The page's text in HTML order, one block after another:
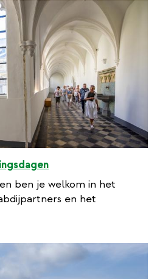
ben je welkom in het
en het